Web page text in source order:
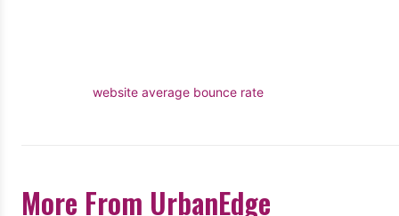
website average bounce rate
More From UrbanEdge